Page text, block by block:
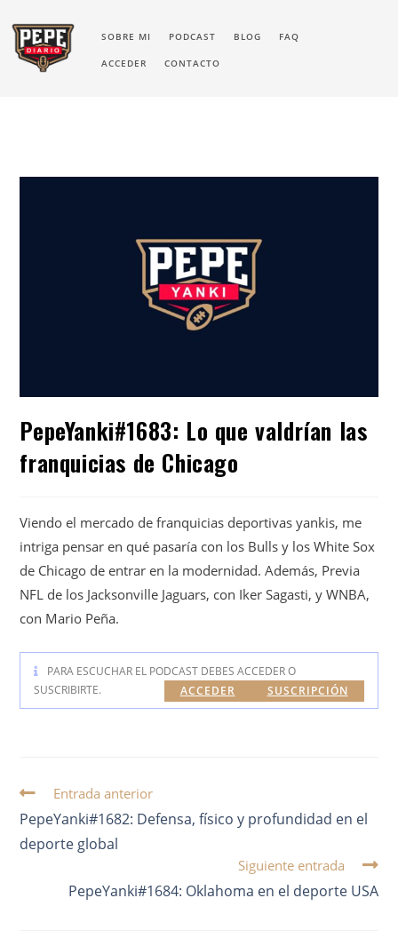
SOBRE MI PODCAST BLOG FAQ
ACCEDER CONTACTO
PepeYanki#1683: Lo que valdrían las
franquicias de Chicago
Viendo el mercado de franquicias deportivas yankis, me
intriga pensar en qué pasaría con los Bulls y los White Sox
de Chicago de entrar en la modernidad. Además, Previa
NFL de los Jacksonville Jaguars, con Iker Sagasti, y WNBA,
con Mario Peña.
PARA ESCUCHAR EL PODCAST DEBES ACCEDER O
SUSCRIBIRTE.
SUSCRIPCIÓN
ACCEDER
Entrada anterior
PepeYanki#1682: Defensa, físico y profundidad en el
deporte global
Siguiente entrada
PepeYanki#1684: Oklahoma en el deporte USA